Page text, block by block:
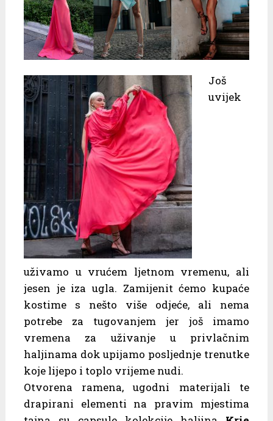
Još
uvijek
uživamo u vrućem ljetnom vremenu, ali
jesen je iza ugla. Zamijenit ćemo kupaće
kostime s nešto više odjeće, ali nema
potrebe za tugovanjem jer još imamo
vremena za uživanje u privlačnim
haljinama dok upijamo posljednje trenutke
koje lijepo i toplo vrijeme nudi.
Otvorena ramena, ugodni materijali te
drapirani elementi na pravim mjestima